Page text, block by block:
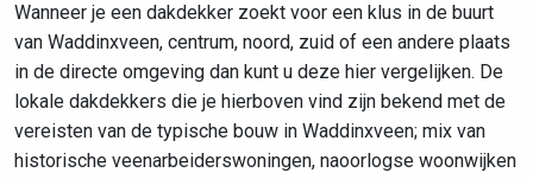
Wanneer je een dakdekker zoekt voor een klus in de buurt
van Waddinxveen, centrum, noord, zuid of een andere plaats
in de directe omgeving dan kunt u deze hier vergelijken. De
lokale dakdekkers die je hierboven vind zijn bekend met de
vereisten van de typische bouw in Waddinxveen; mix van
historische veenarbeiderswoningen, naoorlogse woonwijken